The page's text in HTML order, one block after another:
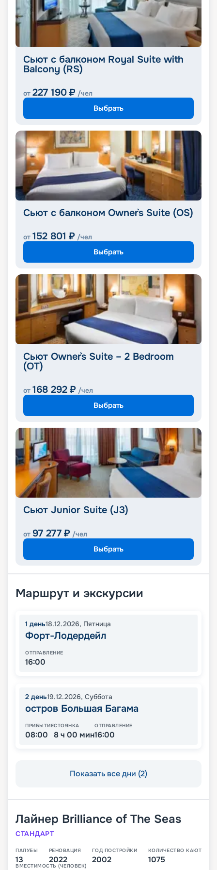
Сьют с балконом Royal Suite with
Balcony (RS)
от 227 190 ₽ /чел
Выбрать
Cьют с балконом Owner`s Suite (OS)
от 152 801 ₽ /чел
Выбрать
Сьют Owner`s Suite – 2 Bedroom
(OT)
от 168 292 ₽ /чел
Выбрать
Сьют Junior Suite (J3)
от 97 277 ₽ /чел
Выбрать
Маршрут и экскурсии
1 день18.12.2026, Пятница
Форт-Лодердейл
ОТПРАВЛЕНИЕ
16:00
2 день19.12.2026, Суббота
остров Большая Багама
ПРИБЫТИЕ
08:00
СТОЯНКА
8 ч 00 мин
ОТПРАВЛЕНИЕ
16:00
Показать все дни (2)
Лайнер Brilliance of The Seas
СТАНДАРТ
ПАЛУБЫ
13
РЕНОВАЦИЯ
2022
ГОД ПОСТРОЙКИ
2002
КОЛИЧЕСТВО КАЮТ
1075
ВМЕСТИМОСТЬ (ЧЕЛОВЕК)